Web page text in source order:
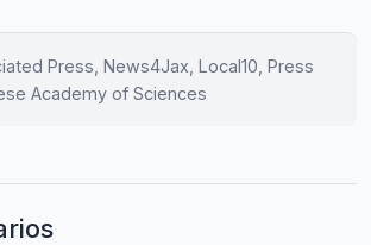
Press, News4Jax, Local10, Press
Academy of Sciences